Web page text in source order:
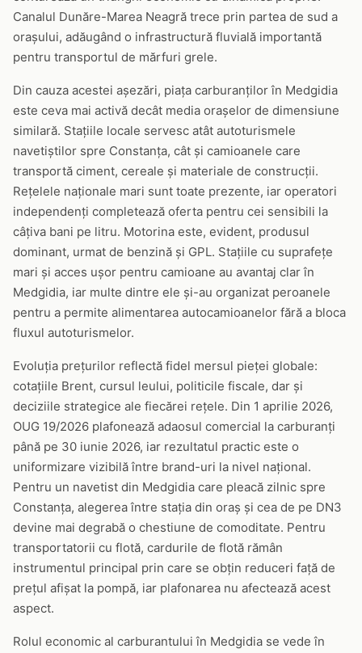
Canalul Dunăre-Marea Neagră trece prin partea de sud a
orașului, adăugând o infrastructură fluvială importantă
pentru transportul de mărfuri grele.
Din cauza acestei așezări, piața carburanților în Medgidia
este ceva mai activă decât media orașelor de dimensiune
similară. Stațiile locale servesc atât autoturismele
navetiștilor spre Constanța, cât și camioanele care
transportă ciment, cereale și materiale de construcții.
Rețelele naționale mari sunt toate prezente, iar operatori
independenți completează oferta pentru cei sensibili la
câțiva bani pe litru. Motorina este, evident, produsul
dominant, urmat de benzină și GPL. Stațiile cu suprafețe
mari și acces ușor pentru camioane au avantaj clar în
Medgidia, iar multe dintre ele și-au organizat peroanele
pentru a permite alimentarea autocamioanelor fără a bloca
fluxul autoturismelor.
Evoluția prețurilor reflectă fidel mersul pieței globale:
cotațiile Brent, cursul leului, politicile fiscale, dar și
deciziile strategice ale fiecărei rețele. Din 1 aprilie 2026,
OUG 19/2026 plafonează adaosul comercial la carburanți
până pe 30 iunie 2026, iar rezultatul practic este o
uniformizare vizibilă între brand-uri la nivel național.
Pentru un navetist din Medgidia care pleacă zilnic spre
Constanța, alegerea între stația din oraș și cea de pe DN3
devine mai degrabă o chestiune de comoditate. Pentru
transportatorii cu flotă, cardurile de flotă rămân
instrumentul principal prin care se obțin reduceri față de
prețul afișat la pompă, iar plafonarea nu afectează acest
aspect.
Rolul economic al carburantului în Medgidia se vede în